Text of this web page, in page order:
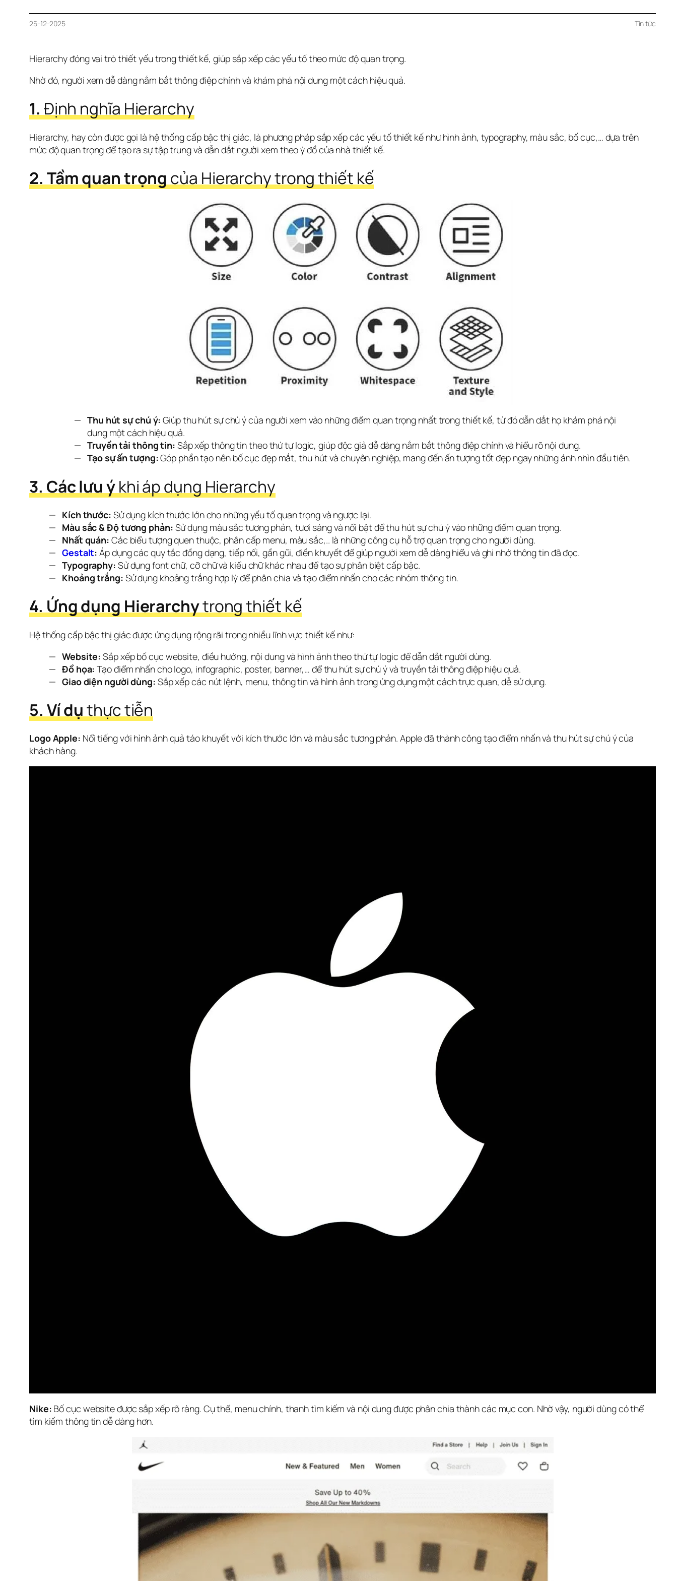
25-12-2025 Tin tức
Hierarchy đóng vai trò thiết yếu trong thiết kế, giúp sắp xếp các yếu tố theo mức độ quan trọng.
Nhờ đó, người xem dễ dàng nắm bắt thông điệp chính và khám phá nội dung một cách hiệu quả.
1. Định nghĩa Hierarchy
Hierarchy, hay còn được gọi là hệ thống cấp bậc thị giác, là phương pháp sắp xếp các yếu tố thiết kế như hình ảnh, typography, màu sắc, bố cục,… dựa trên
mức độ quan trọng để tạo ra sự tập trung và dẫn dắt người xem theo ý đồ của nhà thiết kế.
2. Tầm quan trọng của Hierarchy trong thiết kế
Thu hút sự chú ý: Giúp thu hút sự chú ý của người xem vào những điểm quan trọng nhất trong thiết kế, từ đó dẫn dắt họ khám phá nội
dung một cách hiệu quả.
Truyền tải thông tin: Sắp xếp thông tin theo thứ tự logic, giúp độc giả dễ dàng nắm bắt thông điệp chính và hiểu rõ nội dung.
Tạo sự ấn tượng:Góp phần tạo nên bố cục đẹp mắt, thu hút và chuyên nghiệp, mang đến ấn tượng tốt đẹp ngay những ánh nhìn đầu tiên.
3. Các lưu ý khi áp dụng Hierarchy
Kích thước: Sử dụng kích thước lớn cho những yếu tố quan trọng và ngược lại.
Màu sắc & Độ tương phản: Sử dụng màu sắc tương phản, tươi sáng và nổi bật để thu hút sự chú ý vào những điểm quan trọng.
Nhất quán: Các biểu tượng quen thuộc, phân cấp menu, màu sắc,.. là những công cụ hỗ trợ quan trọng cho người dùng.
Gestalt:Áp dụng các quy tắc đồng dạng, tiếp nối, gần gũi, điền khuyết để giúp người xem dễ dàng hiểu và ghi nhớ thông tin đã đọc.
Typography: Sử dụng font chữ, cỡ chữ và kiểu chữ khác nhau để tạo sự phân biệt cấp bậc.
Khoảng trắng: Sử dụng khoảng trắng hợp lý để phân chia và tạo điểm nhấn cho các nhóm thông tin.
4. Ứng dụng Hierarchy trong thiết kế
Hệ thống cấp bậc thị giác được ứng dụng rộng rãi trong nhiều lĩnh vực thiết kế như:
Website: Sắp xếp bố cục website, điều hướng, nội dung và hình ảnh theo thứ tự logic để dẫn dắt người dùng.
Đồ họa: Tạo điểm nhấn cho logo, infographic, poster, banner,… để thu hút sự chú ý và truyền tải thông điệp hiệu quả.
Giao diện người dùng: Sắp xếp các nút lệnh, menu, thông tin và hình ảnh trong ứng dụng một cách trực quan, dễ sử dụng.
5. Ví dụ thực tiễn
Logo Apple: Nổi tiếng với hình ảnh quả táo khuyết với kích thước lớn và màu sắc tương phản. Apple đã thành công tạo điểm nhấn và thu hút sự chú ý của
khách hàng.
Nike: Bố cục website được sắp xếp rõ ràng. Cụ thể, menu chính, thanh tìm kiếm và nội dung được phân chia thành các mục con. Nhờ vậy, người dùng có thể
tìm kiếm thông tin dễ dàng hơn.